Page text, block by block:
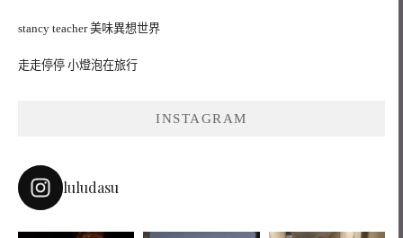
stancy teacher 美味異想世界
走走停停 小燈泡在旅行
INSTAGRAM
luludasu